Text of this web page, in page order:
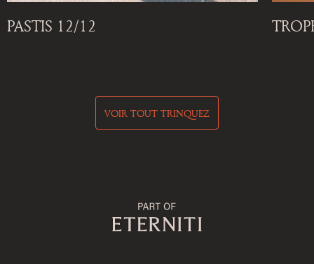
PASTIS 12/12
VOIR TOUT TRINQUEZ